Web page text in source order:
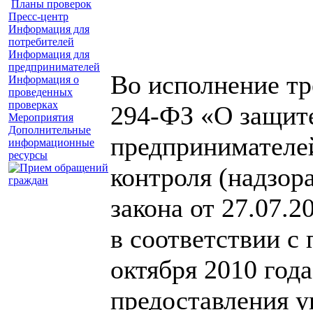
Планы проверок
Пресс-центр
Информация для
потребителей
Информация для
предпринимателей
Информация о
проведенных
проверках
Мероприятия
Дополнительные
информационные
ресурсы
Во исполнение
294-ФЗ «О
контроля
закона от
в соответствии
октября 2010
предоставления